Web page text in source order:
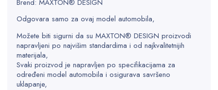
Brend: MAXTON® DESIGN
Odgovara samo za ovaj model automobila,
Možete biti sigurni da su MAXTON® DESIGN proizvodi
napravljeni po najvišim standardima i od najkvalitetnijih
materijala,
Svaki proizvod je napravljen po specifikacijama za
određeni model automobila i osigurava savršeno
uklapanje,